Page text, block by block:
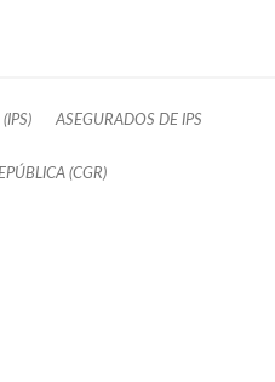
ASEGURADOS DE IPS
(CGR)